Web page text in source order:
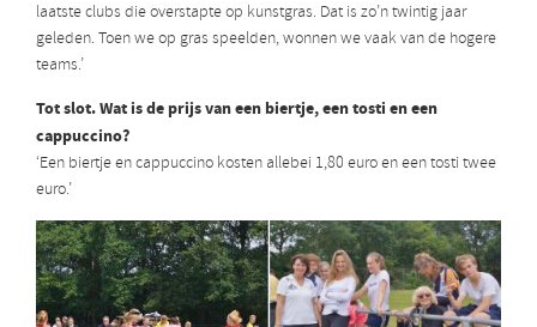
laatste clubs die overstapte op kunstgras. Dat is zo’n twintig jaar
geleden. Toen we op gras speelden, wonnen we vaak van de hogere
teams.’
Tot slot. Wat is de prijs van een biertje, een tosti en een
cappuccino?
‘Een biertje en cappuccino kosten allebei 1,80 euro en een tosti twee
euro.’